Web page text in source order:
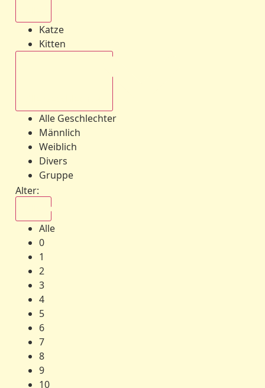
Katze
Kitten
Alle Geschlechter
Männlich
Weiblich
Divers
Gruppe
Alter:
Alle
0
1
2
3
4
5
6
7
8
9
10